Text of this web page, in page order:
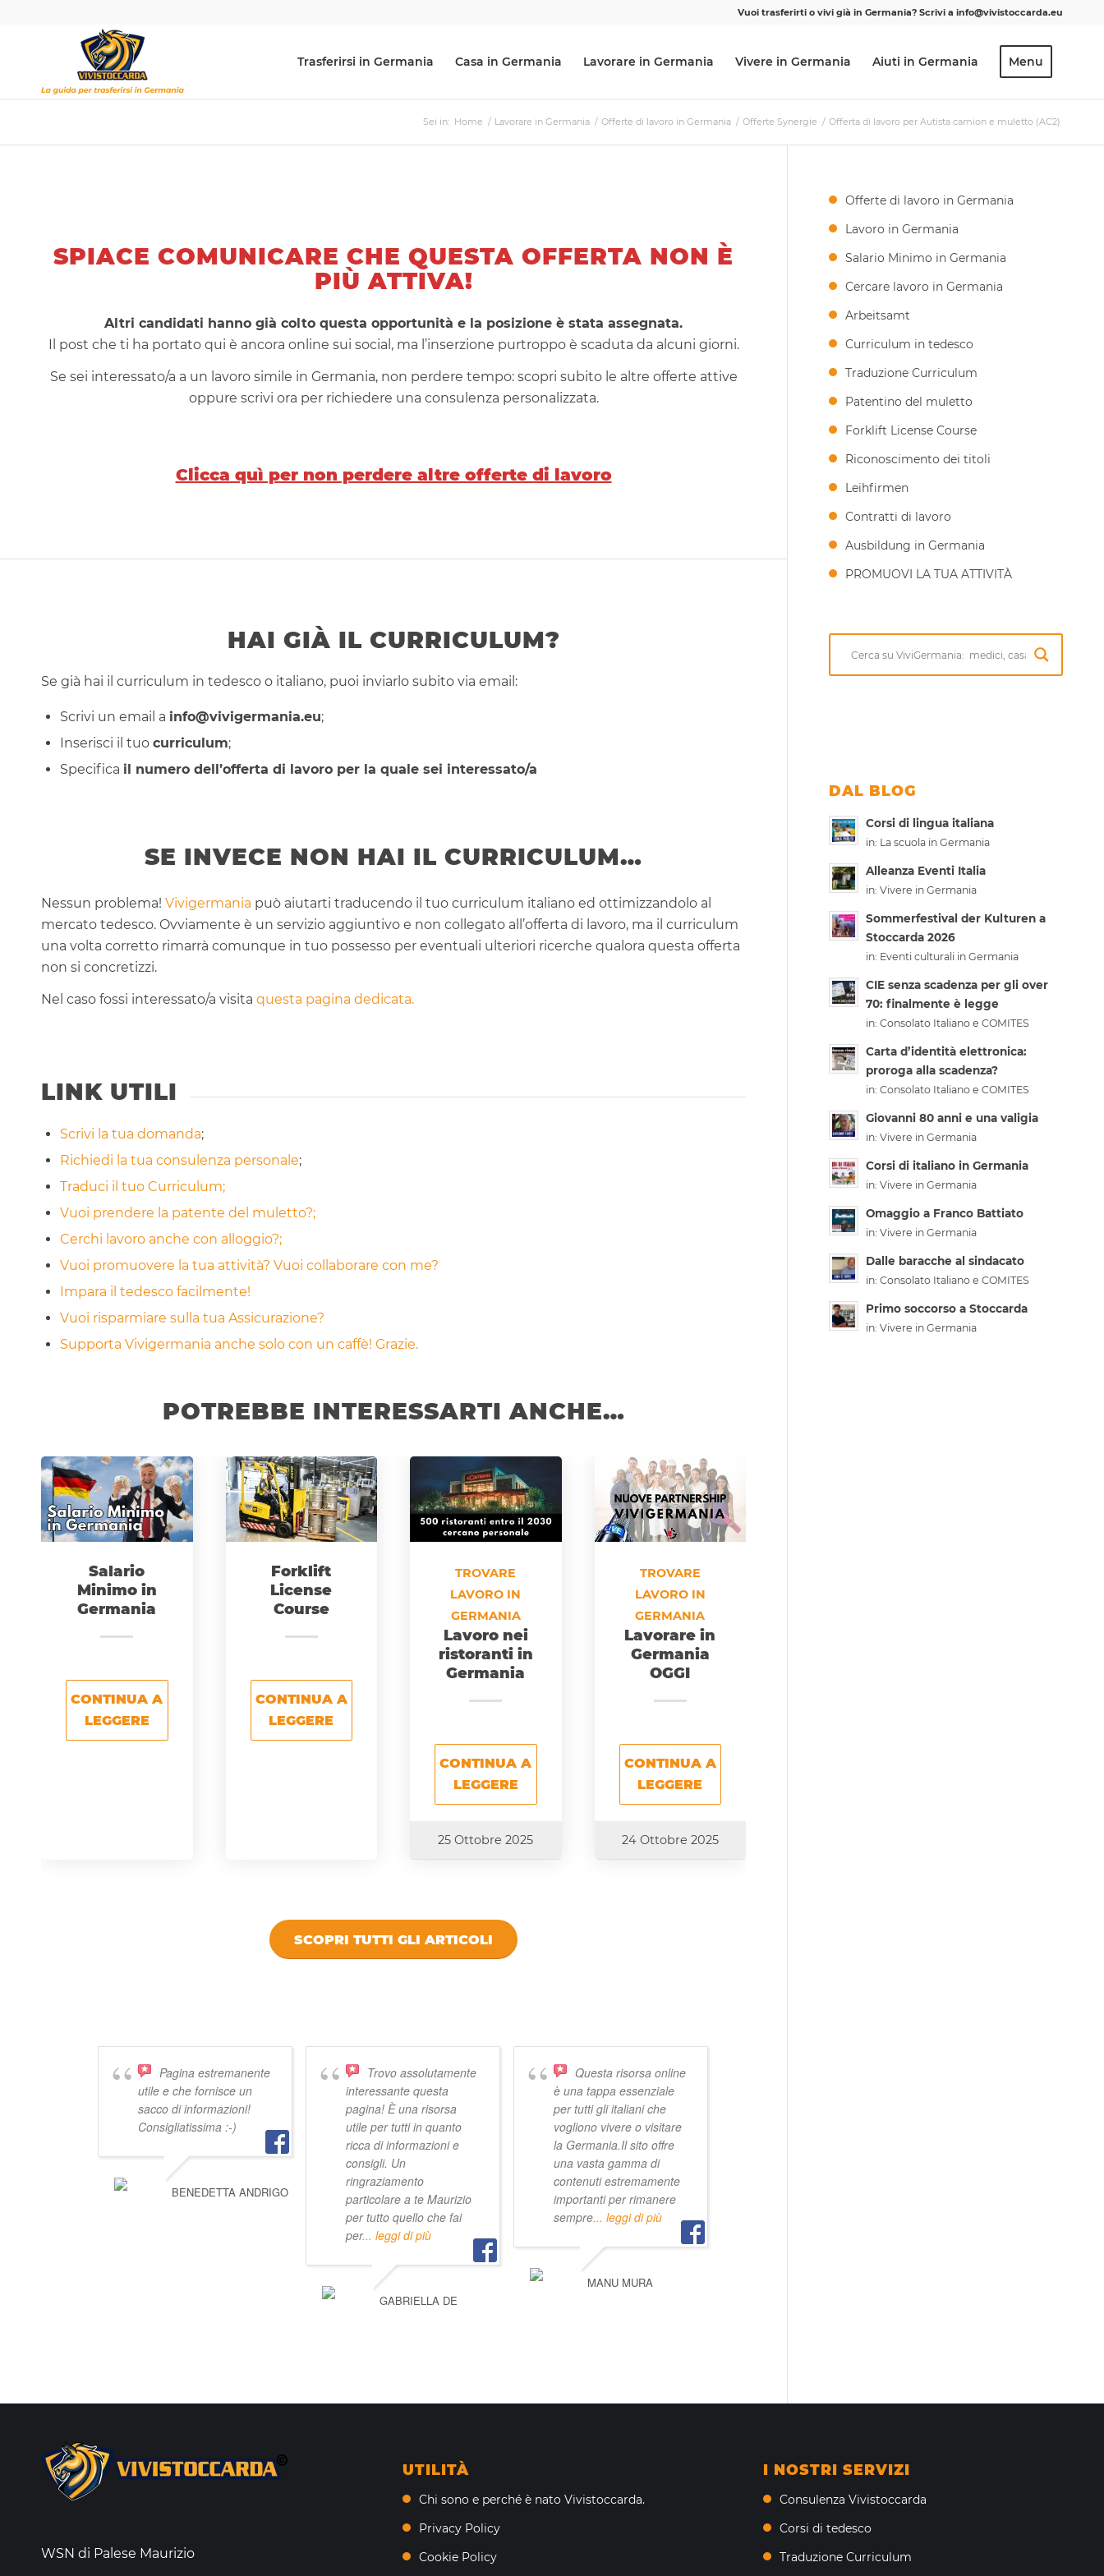
Vuoi trasferirti o vivi già in Germania? Scrivi a info@vivistoccarda.eu
Trasferirsi in Germania Casa in Germania Lavorare in Germania Vivere in Germania Aiuti in Germania Menu
Sei in: Home / Lavorare in Germania / Offerte di lavoro in Germania / Offerte Synergie / Offerta di lavoro per Autista camion e muletto (AC2)
SPIACE COMUNICARE CHE QUESTA OFFERTA NON È
PIÙ ATTIVA!
Altri candidati hanno già colto questa opportunità e la posizione è stata assegnata.
Il post che ti ha portato qui è ancora online sui social, ma l’inserzione purtroppo è scaduta da alcuni giorni.
Se sei interessato/a a un lavoro simile in Germania, non perdere tempo: scopri subito le altre offerte attive
oppure scrivi ora per richiedere una consulenza personalizzata.
Clicca quì per non perdere altre offerte di lavoro
HAI GIÀ IL CURRICULUM?
Se già hai il curriculum in tedesco o italiano, puoi inviarlo subito via email:
Scrivi un email a info@vivigermania.eu;
Inserisci il tuo curriculum;
Specifica il numero dell’offerta di lavoro per la quale sei interessato/a
SE INVECE NON HAI IL CURRICULUM…
Nessun problema! Vivigermania può aiutarti traducendo il tuo curriculum italiano ed ottimizzandolo al
mercato tedesco. Ovviamente è un servizio aggiuntivo e non collegato all’offerta di lavoro, ma il curriculum
una volta corretto rimarrà comunque in tuo possesso per eventuali ulteriori ricerche qualora questa offerta
non si concretizzi.
Nel caso fossi interessato/a visita questa pagina dedicata.
LINK UTILI
Scrivi la tua domanda;
Richiedi la tua consulenza personale;
Traduci il tuo Curriculum;
Vuoi prendere la patente del muletto?;
Cerchi lavoro anche con alloggio?;
Vuoi promuovere la tua attività? Vuoi collaborare con me?
Impara il tedesco facilmente!
Vuoi risparmiare sulla tua Assicurazione?
Supporta Vivigermania anche solo con un caffè! Grazie.
POTREBBE INTERESSARTI ANCHE…
Salario
Minimo in
Germania
CONTINUA A
LEGGERE
Forklift
License
Course
CONTINUA A
LEGGERE
TROVARE
LAVORO IN
GERMANIA
Lavoro nei
ristoranti in
Germania
CONTINUA A
LEGGERE
25 Ottobre 2025
TROVARE
LAVORO IN
GERMANIA
Lavorare in
Germania
OGGI
CONTINUA A
LEGGERE
24 Ottobre 2025
SCOPRI TUTTI GLI ARTICOLI
Pagina estremanente
utile e che fornisce un
sacco di informazioni!
Consigliatissima :-)
BENEDETTA ANDRIGO
Trovo assolutamente
interessante questa
pagina! È una risorsa
utile per tutti in quanto
ricca di informazioni e
consigli. Un
ringraziamento
particolare a te Maurizio
per tutto quello che fai
per... leggi di più
GABRIELLA DE
Questa risorsa online
è una tappa essenziale
per tutti gli italiani che
vogliono vivere o visitare
la Germania.Il sito offre
una vasta gamma di
contenuti estremamente
importanti per rimanere
sempre... leggi di più
MANU MURA
Offerte di lavoro in Germania
Lavoro in Germania
Salario Minimo in Germania
Cercare lavoro in Germania
Arbeitsamt
Curriculum in tedesco
Traduzione Curriculum
Patentino del muletto
Forklift License Course
Riconoscimento dei titoli
Leihfirmen
Contratti di lavoro
Ausbildung in Germania
PROMUOVI LA TUA ATTIVITÀ
DAL BLOG
Corsi di lingua italiana
in: La scuola in Germania
Alleanza Eventi Italia
in:Vivere in Germania
Sommerfestival der Kulturen a
Stoccarda 2026
in: Eventi culturali in Germania
CIE senza scadenza per gli over
70: finalmente è legge
in:Consolato Italiano e COMITES
Carta d’identità elettronica:
proroga alla scadenza?
in:Consolato Italiano e COMITES
Giovanni 80 anni e una valigia
in:Vivere in Germania
Corsi di italiano in Germania
in:Vivere in Germania
Omaggio a Franco Battiato
in:Vivere in Germania
Dalle baracche al sindacato
in:Consolato Italiano e COMITES
Primo soccorso a Stoccarda
in:Vivere in Germania
WSN di Palese Maurizio
UTILITÀ
Chi sono e perché è nato Vivistoccarda.
Privacy Policy
Cookie Policy
I NOSTRI SERVIZI
Consulenza Vivistoccarda
Corsi di tedesco
Traduzione Curriculum